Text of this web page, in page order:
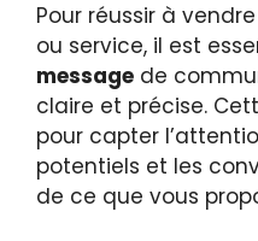
Pour réussir à
ou service, il est
message de
claire et précise.
pour capter
potentiels et les
de ce que vous